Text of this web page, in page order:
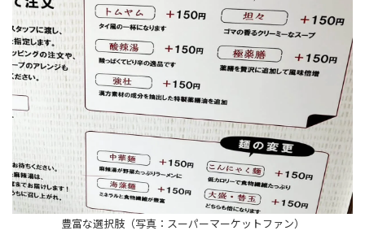
豊富な選択肢（写真：スーパーマーケットファン）